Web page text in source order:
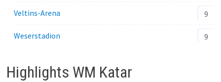
Veltins-Arena 9
Weserstadion 9
Highlights WM Katar